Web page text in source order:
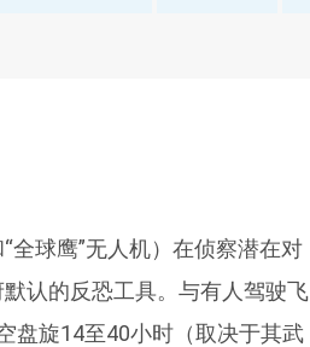
全球鹰”无人机）在侦察潜在对
认的反恐工具。与有人驾驶飞
盘旋14至40小时（取决于其武